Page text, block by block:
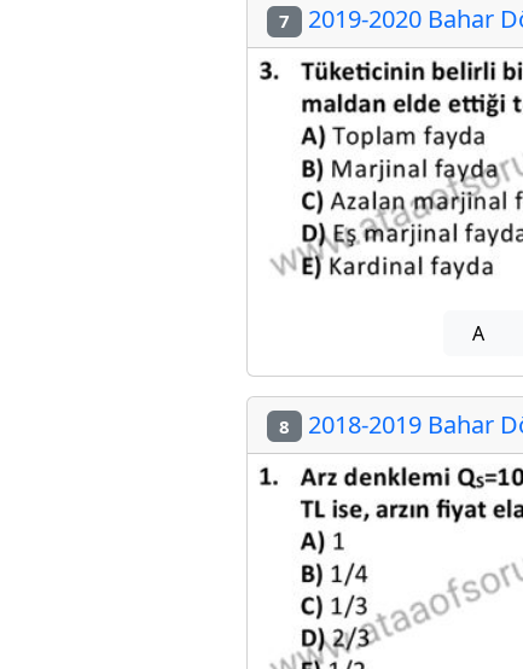
7 2019-2020 Bahar
A
8 2018-2019 Bahar